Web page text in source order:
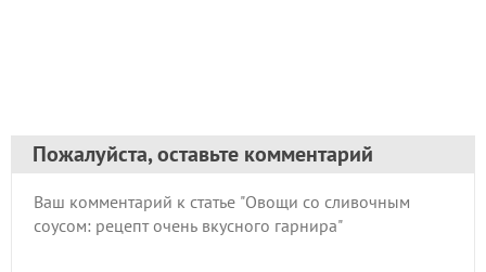
Пожалуйста, оставьте комментарий